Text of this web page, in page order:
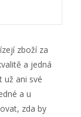
zboží za
a jedná
už ani své
a u
zda by